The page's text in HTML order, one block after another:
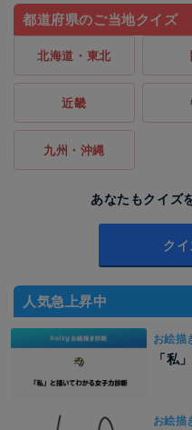
都道府県のご当地クイズ
北海道・東北
近畿
九州・沖縄
あなたもクイズ
ク
人気急上昇中
お絵描
「私
お絵描